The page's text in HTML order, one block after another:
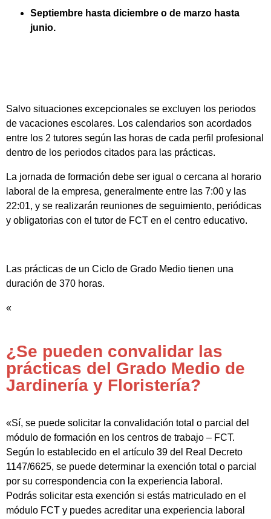
Septiembre hasta diciembre o de marzo hasta
junio.
Salvo situaciones excepcionales se excluyen los periodos
de vacaciones escolares. Los calendarios son acordados
entre los 2 tutores según las horas de cada perfil profesional
dentro de los periodos citados para las prácticas.
La jornada de formación debe ser igual o cercana al horario
laboral de la empresa, generalmente entre las 7:00 y las
22:01, y se realizarán reuniones de seguimiento, periódicas
y obligatorias con el tutor de FCT en el centro educativo.
Las prácticas de un Ciclo de Grado Medio tienen una
duración de 370 horas.
«
¿Se pueden convalidar las
prácticas del Grado Medio de
Jardinería y Floristería?
«Sí, se puede solicitar la convalidación total o parcial del
módulo de formación en los centros de trabajo – FCT.
Según lo establecido en el artículo 39 del Real Decreto
1147/6625, se puede determinar la exención total o parcial
por su correspondencia con la experiencia laboral.
Podrás solicitar esta exención si estás matriculado en el
módulo FCT y puedes acreditar una experiencia laboral